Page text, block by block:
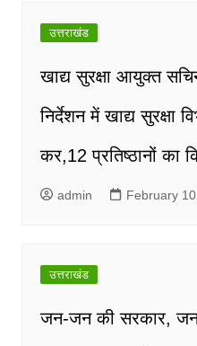
उत्तराखंड
खाद्य सुरक्षा आयुक्त
निर्देशन में खाद्य सुरक्षा
कर,12 प्रतिष्ठानों का
admin February
उत्तराखंड
जन-जन की सरकार,